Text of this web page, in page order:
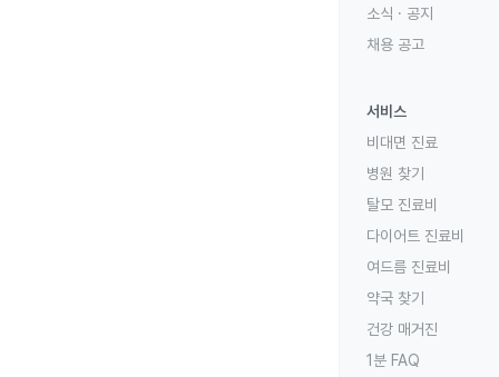
소식 · 공지
채용 공고
서비스
비대면 진료
병원 찾기
탈모 진료비
다이어트 진료비
여드름 진료비
약국 찾기
건강 매거진
1분 FAQ